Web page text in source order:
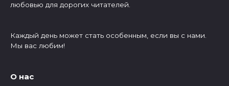
любовью для дорогих читателей.
Каждый день может стать особенным, если вы с нами.
Мы вас любим!
О нас